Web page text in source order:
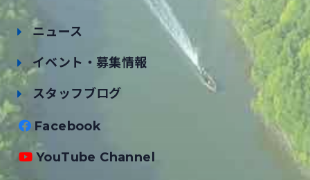
ニュース
イベント・募集情報
スタッフブログ
Facebook
YouTube Channel